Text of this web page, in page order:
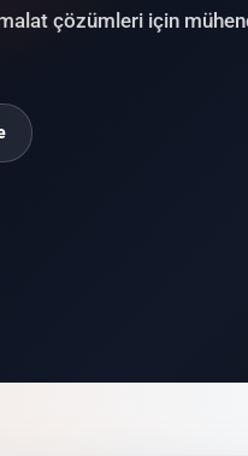
çözümleri için